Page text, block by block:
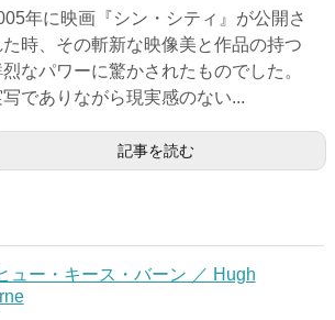
年に映画『シン・シティ』が公開さ
た時、その斬新な映像美と作品の持つ
なパワーに驚かされたものでした。
写でありながら現実感のない...
記事を読む
ュー・キース・バーン ／ Hugh